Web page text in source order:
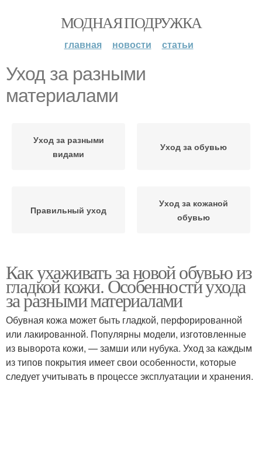
МОДНАЯ ПОДРУЖКА
главная новости статьи
Уход за разными
материалами
Уход за разными
видами
Уход за обувью
Правильный уход
Уход за кожаной
обувью
Как ухаживать за новой обувью из
гладкой кожи. Особенности ухода
за разными материалами
Обувная кожа может быть гладкой, перфорированной
или лакированной. Популярны модели, изготовленные
из выворота кожи, — замши или нубука. Уход за каждым
из типов покрытия имеет свои особенности, которые
следует учитывать в процессе эксплуатации и хранения.